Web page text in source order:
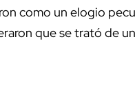
como un elogio
que se trató de